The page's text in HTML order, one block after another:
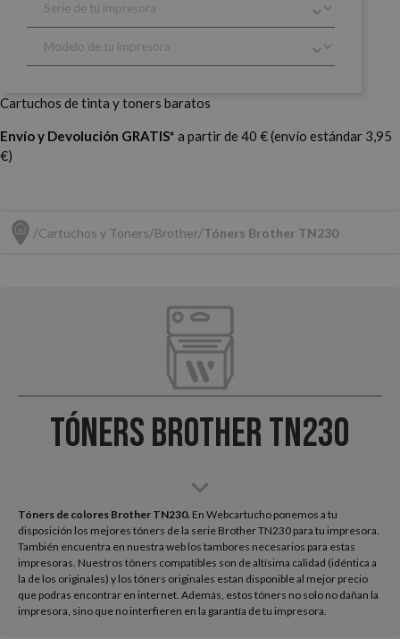
Cartuchos de tinta y toners baratos
Envío y Devolución GRATIS* a partir de 40 € (envío estándar 3,95
€)
Cartuchos y Toners Brother Tóners Brother TN230
Tóners Brother TN230
Tóners de colores Brother TN230. En Webcartucho ponemos a tu
disposición los mejores tóners de la serie Brother TN230 para tu impresora.
También encuentra en nuestra web los tambores necesarios para estas
impresoras. Nuestros tóners compatibles son de altísima calidad (idéntica a
la de los originales) y los tóners originales estan disponible al mejor precio
que podras encontrar en internet. Además, estos tóners no solo no dañan la
impresora, sino que no interfieren en la garantía de tu impresora.